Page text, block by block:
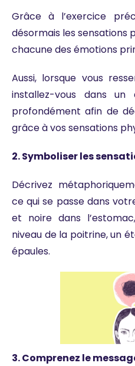
Grâce à l’exercice
désormais les sensations
chacune des émotions
Aussi, lorsque vous
installez-vous dans un
profondément afin de
grâce à vos sensations
2. Symboliser les
Décrivez
ce qui se passe dans
et noire dans
niveau de la poitrine, un
épaules.
3. Comprenez le